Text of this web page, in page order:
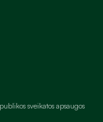
sveikatos apsaugos